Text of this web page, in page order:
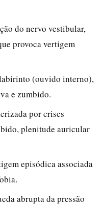
do nervo vestibular,
provoca vertigem
(ouvido interno),
e zumbido.
por crises
plenitude auricular
episódica associada
abrupta da pressão